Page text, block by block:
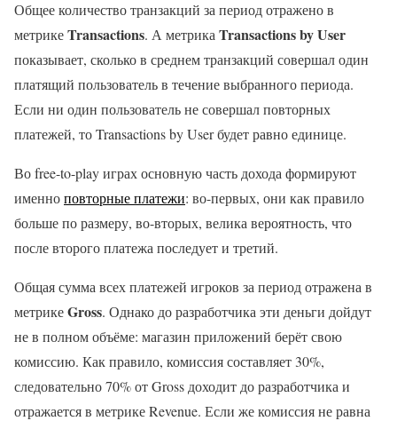
Общее количество транзакций за период отражено в
метрикеTransactions. А метрика Transactions by User
показывает, сколько в среднем транзакций совершал один
платящий пользователь в течение выбранного периода.
Если ни один пользователь не совершал повторных
платежей, то Transactions by User будет равно единице.
Во free-to-play играх основную часть дохода формируют
именноповторные платежи: во-первых, они как правило
больше по размеру, во-вторых, велика вероятность, что
после второго платежа последует и третий.
Общая сумма всех платежей игроков за период отражена в
метрикеGross. Однако до разработчика эти деньги дойдут
не в полном объёме: магазин приложений берёт свою
комиссию. Как правило, комиссия составляет 30%,
следовательно 70% от Gross доходит до разработчика и
отражается в метрике Revenue. Если же комиссия не равна